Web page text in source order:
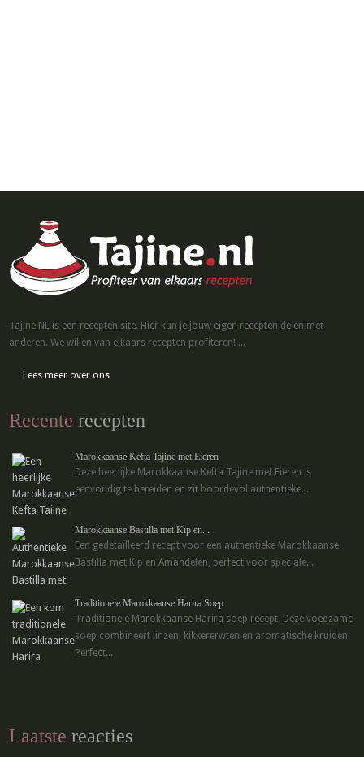
Tajine.NL is een recepten site. Hier kun je jouw eigen recepten delen met
anderen. We willen van elkaars recepten profiteren! ...
Lees meer over ons
Recente recepten
Marokkaanse Kefta Tajine met Eieren
Deze heerlijke Marokkaanse Kefta Tajine met Eieren is
eenvoudig te bereiden en zit boordevol authentieke...
Marokkaanse Bastilla met Kip en...
Een gedetailleerd recept voor een authentieke Marokkaanse
Bastilla met Kip en Amandelen, perfect voor speciale...
Traditionele Marokkaanse Harira Soep
Traditionele Marokkaanse Harira soep recept. Deze voedzame
soep combineert linzen, kikkererwten en aromatische kruiden.
Perfect...
Laatste reacties